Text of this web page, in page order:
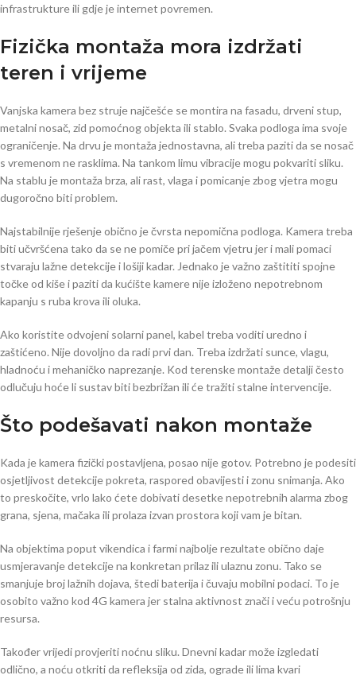
infrastrukture ili gdje je internet povremen.
Fizička montaža mora izdržati
teren i vrijeme
Vanjska kamera bez struje najčešće se montira na fasadu, drveni stup,
metalni nosač, zid pomoćnog objekta ili stablo. Svaka podloga ima svoje
ograničenje. Na drvu je montaža jednostavna, ali treba paziti da se nosač
s vremenom ne rasklima. Na tankom limu vibracije mogu pokvariti sliku.
Na stablu je montaža brza, ali rast, vlaga i pomicanje zbog vjetra mogu
dugoročno biti problem.
Najstabilnije rješenje obično je čvrsta nepomična podloga. Kamera treba
biti učvršćena tako da se ne pomiče pri jačem vjetru jer i mali pomaci
stvaraju lažne detekcije i lošiji kadar. Jednako je važno zaštititi spojne
točke od kiše i paziti da kućište kamere nije izloženo nepotrebnom
kapanju s ruba krova ili oluka.
Ako koristite odvojeni solarni panel, kabel treba voditi uredno i
zaštićeno. Nije dovoljno da radi prvi dan. Treba izdržati sunce, vlagu,
hladnoću i mehaničko naprezanje. Kod terenske montaže detalji često
odlučuju hoće li sustav biti bezbrižan ili će tražiti stalne intervencije.
Što podešavati nakon montaže
Kada je kamera fizički postavljena, posao nije gotov. Potrebno je podesiti
osjetljivost detekcije pokreta, raspored obavijesti i zonu snimanja. Ako
to preskočite, vrlo lako ćete dobivati desetke nepotrebnih alarma zbog
grana, sjena, mačaka ili prolaza izvan prostora koji vam je bitan.
Na objektima poput vikendica i farmi najbolje rezultate obično daje
usmjeravanje detekcije na konkretan prilaz ili ulaznu zonu. Tako se
smanjuje broj lažnih dojava, štedi baterija i čuvaju mobilni podaci. To je
osobito važno kod 4G kamera jer stalna aktivnost znači i veću potrošnju
resursa.
Također vrijedi provjeriti noćnu sliku. Dnevni kadar može izgledati
odlično, a noću otkriti da refleksija od zida, ograde ili lima kvari